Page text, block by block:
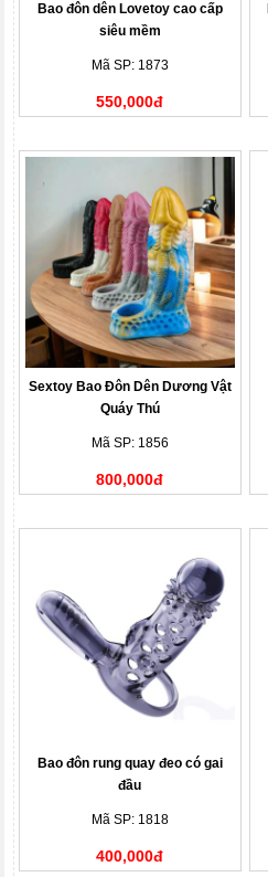
Bao đôn dên Lovetoy cao cấp
siêu mềm
Mã SP: 1873
550,000đ
Sextoy Bao Đôn Dên Dương Vật
Quáy Thú
Mã SP: 1856
800,000đ
Bao đôn rung quay đeo có gai
đầu
Mã SP: 1818
400,000đ